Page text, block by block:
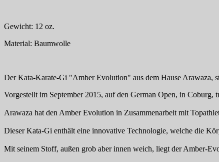
Gewicht: 12 oz.
Material: Baumwolle
Der Kata-Karate-Gi "Amber Evolution" aus dem Hause Arawaza,
Vorgestellt im September 2015, auf den German Open, in
Arawaza hat den Amber Evolution in Zusammenarbeit mit
Dieser Kata-Gi enthält eine innovative Technologie, welche die
Mit seinem Stoff, außen grob aber innen weich, liegt der Amber-